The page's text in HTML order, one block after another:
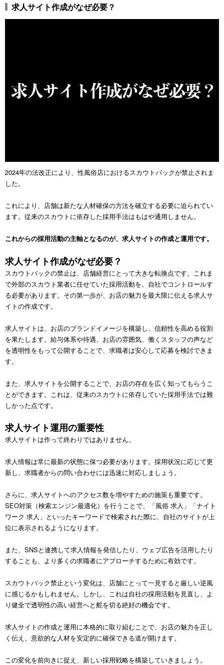
求人サイト作成がなぜ必要？
2024年の法改正により、性風俗店におけるスカウトバックが禁止されま
した。
これにより、店舗は新たな人材確保の方法を確立する必要に迫られてい
ます。従来のスカウトに依存した採用手法はもはや通用しません。
これからの採用活動の主軸となるのが、求人サイトの作成と運用です。
求人サイト作成がなぜ必要？
スカウトバックの禁止は、店舗経営にとって大きな転換点です。これま
で外部のスカウト業者に任せていた採用活動を、自社でコントロールす
る必要があります。その第一歩が、お店の魅力を最大限に伝える求人サ
イトの作成です。
求人サイトは、お店のブランドイメージを構築し、信頼性を高める役割
を果たします。給与体系や待遇、お店の雰囲気、働くスタッフの声など
を透明性をもって公開することで、求職者は安心して応募を検討できま
す。
また、求人サイトを公開することで、お店の存在を広く知ってもらうこ
とができます。これは、従来のスカウトに依存していた採用手法では難
しかった点です。
求人サイト運用の重要性
求人サイトは作って終わりではありません。
求人情報は常に最新の状態に保つ必要があります。採用状況に応じて更
新し、求職者からの問い合わせには迅速に対応しましょう。
さらに、求人サイトへのアクセス数を増やすための施策も重要です。
SEO対策（検索エンジン最適化）を行うことで、「風俗 求人」「ナイト
ワーク 求人」といったキーワードで検索された際に、自社のサイトが上
位に表示されるようになります。
また、SNSと連携して求人情報を発信したり、ウェブ広告を活用したり
することも、より多くの求職者にアプローチするために有効です。
スカウトバック禁止という変化は、店舗にとって一見すると厳しい逆風
に感じるかもしれません。しかし、これは自社の採用活動を見直し、よ
り健全で透明性の高い経営へと舵を切る絶好の機会です。
求人サイトの作成と運用に本格的に取り組むことで、お店の魅力を正し
く伝え、意欲的な人材を安定的に確保できる道が開けます。
この変化を前向きに捉え、新しい採用戦略を構築していきましょう。